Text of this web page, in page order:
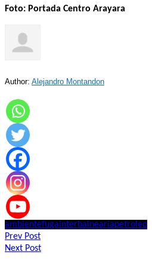
Foto: Portada Centro Arayara
Author: Alejandro Montandon
ambientefugainterbalneariapetroleo
Navegación
de
Prev Post
Next Post